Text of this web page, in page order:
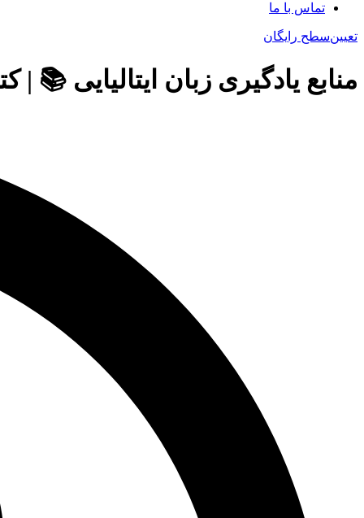
تماس با ما
تعیین‌سطح رایگان
منابع یادگیری زبان ایتالیایی